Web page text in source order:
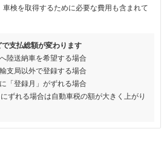
検を取得するために必要な費用も含まれて
で支払総額が変わります
陸送納車を希望する場合
支局以外で登録する場合
「登録月」がずれる場合
ずれる場合は自動車税の額が大きく上がり